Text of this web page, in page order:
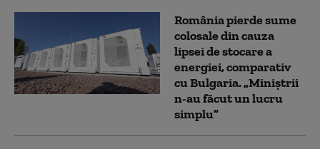
România pierde sume
colosale din cauza
lipsei de stocare a
energiei, comparativ
cu Bulgaria. „Miniștrii
n-au făcut un lucru
simplu”